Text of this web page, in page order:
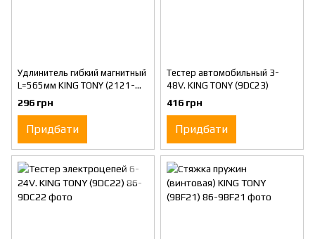
Удлинитель гибкий магнитный
L=565мм KING TONY (2121-
18)
296 грн
Придбати
Тестер автомобильный 3-
48V. KING TONY (9DC23)
416 грн
Придбати